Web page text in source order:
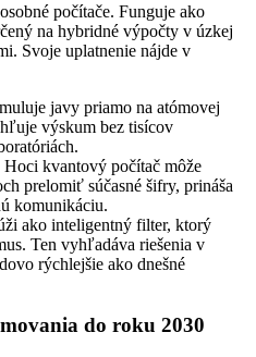
počítače. Funguje ako
na hybridné výpočty v úzkej
Svoje uplatnenie nájde v
javy priamo na atómovej
výskum bez tisícov
Hoci kvantový počítač môže
prelomiť súčasné šifry, prináša
komunikáciu.
ako inteligentný filter, ktorý
Ten vyhľadáva riešenia v
rýchlejšie ako dnešné
do roku 2030